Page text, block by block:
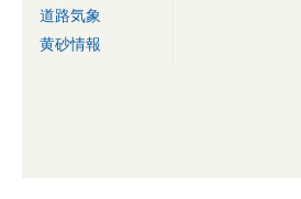
道路気象
黄砂情報